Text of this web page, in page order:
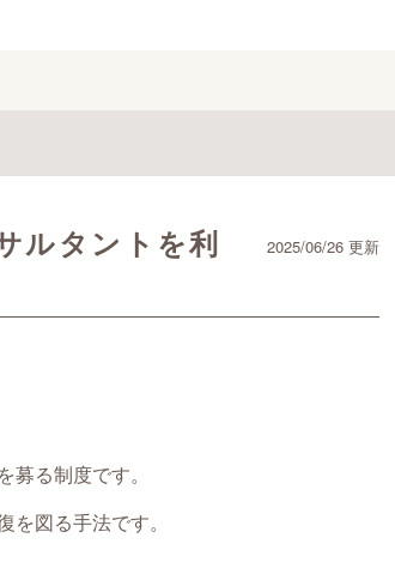
ルタントを利
2025/06/26 更新
募る制度です。
を図る手法です。